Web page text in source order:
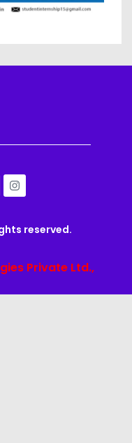
reserved.
Private Ltd.,